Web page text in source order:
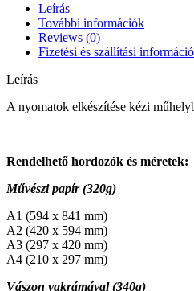
Leírás
További információk
Reviews (0)
Fizetési és szállítási
Leírás
A nyomatok elkészítése kézi
Rendelhető hordozók és méretek:
Művészi papír (320g)
A1 (594 x 841 mm)
A2 (420 x 594 mm)
A3 (297 x 420 mm)
A4 (210 x 297 mm)
Vászon vakrámával (340g)